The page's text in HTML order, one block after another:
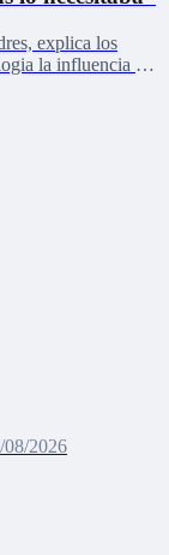
explica los
la influencia de
08/2026